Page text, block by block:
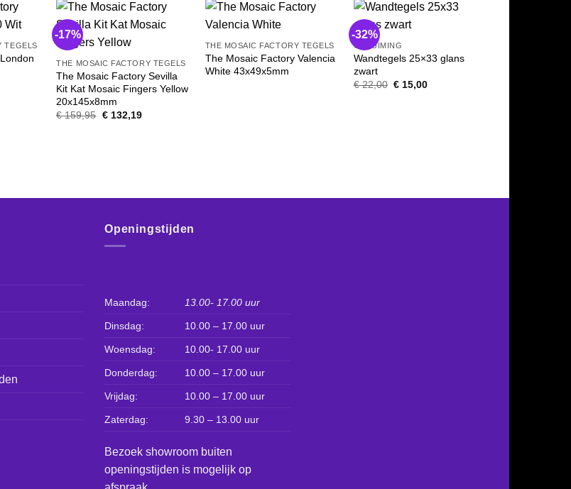
TEGELS
-17%
THE MOSAIC FACTORY TEGELS
The Mosaic Factory Sevilla
Kit Kat Mosaic Fingers Yellow
20x145x8mm
€159,95 Oorspronkelijke
€132,19Huidige
THE MOSAIC FACTORY TEGELS
The Mosaic Factory Valencia
White 43x49x5mm
-32%
OPRUIMING
Wandtegels 25×33 glans
zwart
€22,00 Oorspronkelijke
€15,00Huidige
Openingstijden
Maandag: 13.00- 17.00 uur
Dinsdag: 10.00 – 17.00 uur
Woensdag: 10.00- 17.00 uur
Donderdag: 10.00 – 17.00 uur
Vrijdag: 10.00 – 17.00 uur
Zaterdag: 9.30 – 13.00 uur
Bezoek showroom buiten
openingstijden is mogelijk op